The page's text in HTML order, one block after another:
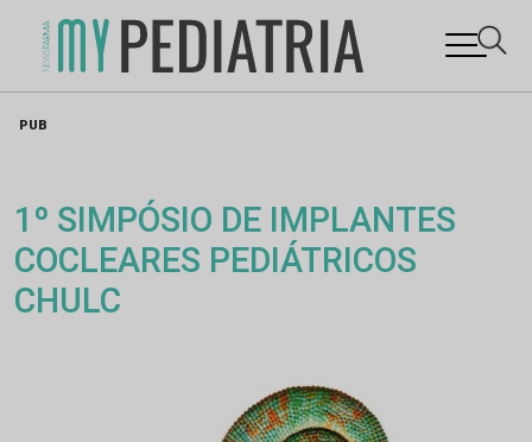
PUB
1º SIMPÓSIO DE IMPLANTES
COCLEARES PEDIÁTRICOS
CHULC